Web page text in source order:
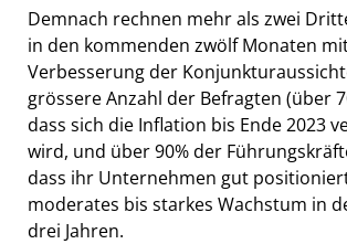
Demnach rechnen mehr als zwei
in den kommenden zwölf Monaten
Verbesserung der
grössere Anzahl der Befragten (über
dass sich die Inflation bis Ende 2023
wird, und über 90% der
dass ihr Unternehmen gut
moderates bis starkes Wachstum in
drei Jahren.